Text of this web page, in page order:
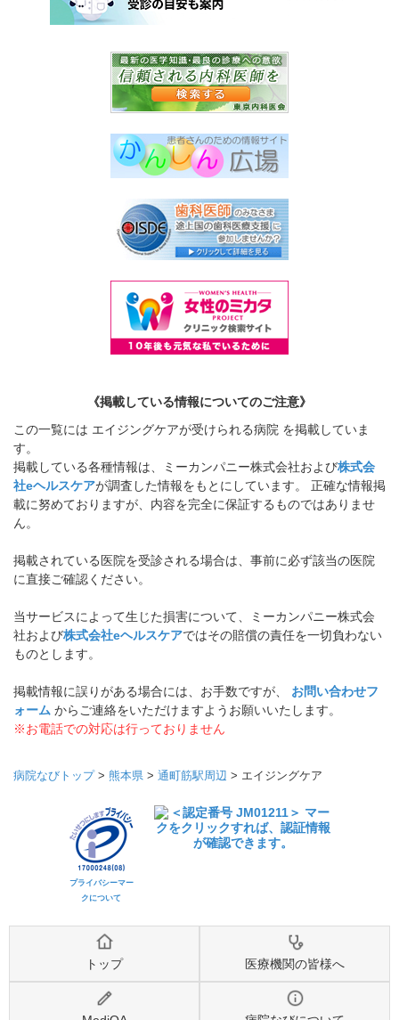
《掲載している情報についてのご注意》
この一覧には エイジングケアが受けられる病院 を掲載していま
す。
掲載している各種情報は、ミーカンパニー株式会社および株式会
社eヘルスケアが調査した情報をもとにしています。 正確な情報掲
載に努めておりますが、内容を完全に保証するものではありませ
ん。
掲載されている医院を受診される場合は、事前に必ず該当の医院
に直接ご確認ください。
当サービスによって生じた損害について、ミーカンパニー株式会
社および株式会社eヘルスケアではその賠償の責任を一切負わない
ものとします。
掲載情報に誤りがある場合には、お手数ですが、 お問い合わせフ
ォーム からご連絡をいただけますようお願いいたします。
※お電話での対応は行っておりません
病院なびトップ> 熊本県 > 通町筋駅周辺 > エイジングケア
プライバシーマー
クについて
トップ 医療機関の皆様へ